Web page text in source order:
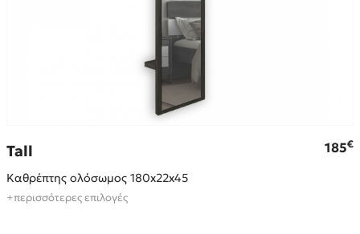
Tall 185€
Καθρέπτης ολόσωμος 180x22x45
+περισσότερες επιλογές